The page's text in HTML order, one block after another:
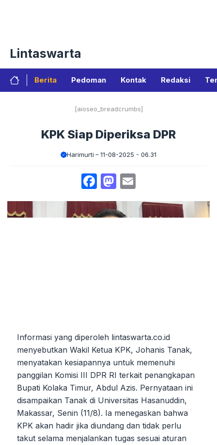
Lintaswarta
Berita Pedoman Kontak Redaksi
[aioseo_breadcrumbs]
KPK Siap Diperiksa DPR
Harimurti 11-08-2025 - 06.31
Facebook
Mastodon
Informasi yang diperoleh lintaswarta.co.id
menyebutkan Wakil Ketua KPK, Johanis Tanak,
menyatakan kesiapannya untuk memenuhi
panggilan Komisi III DPR RI terkait penangkapan
Bupati Kolaka Timur, Abdul Azis. Pernyataan ini
disampaikan Tanak di Universitas Hasanuddin,
Makassar, Senin (11/8). Ia menegaskan bahwa
KPK akan hadir jika diundang dan tidak perlu
takut selama menjalankan tugas sesuai aturan